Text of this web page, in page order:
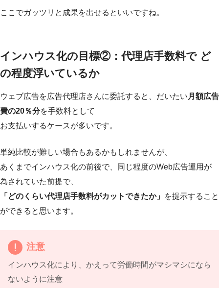
ここでガッツリと成果を出せるといいですね。
インハウス化の目標②：代理店手数料で ど
の程度浮いているか
ウェブ広告を広告代理店さんに委託すると、だいたい月額広告
費の20％分を手数料として
お支払いするケースが多いです。
単純比較が難しい場合もあるかもしれませんが、
あくまでインハウス化の前後で、同じ程度のWeb広告運用が
為されていた前提で、
「どのくらい代理店手数料がカットできたか」 を提示すること
ができると思います。
注意
インハウス化により、かえって労働時間がマシマシになら
ないように注意